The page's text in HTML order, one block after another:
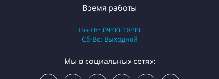
Время работы
Пн-Пт: 09:00-18:00
Сб-Вс: Выходной
Мы в социальных сетях: